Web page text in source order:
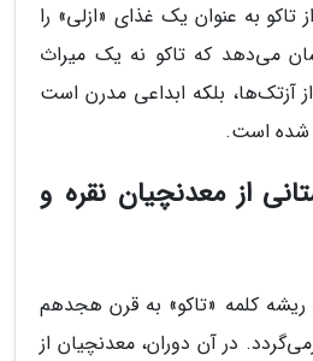
تاکو به عنوان یک غذای «ازلی» را
می‌دهد که تاکو نه یک میراث
آزتک‌ها، بلکه ابداعی مدرن است
شده است.
از معدنچیان نقره و
ریشه کلمه «تاکو» به قرن هجدهم
در آن دوران، معدنچیان از